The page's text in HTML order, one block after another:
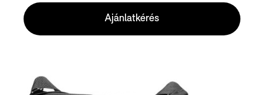
Ajánlatkérés